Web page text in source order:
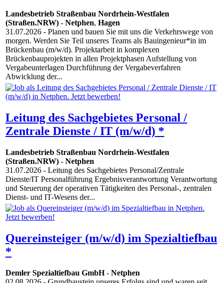
Landesbetrieb Straßenbau Nordrhein-Westfalen
(Straßen.NRW) - Netphen, Hagen
31.07.2026 - Planen und bauen Sie mit uns die Verkehrswege von
morgen. Werden Sie Teil unseres Teams als Bauingenieur*in im
Brückenbau (m/w/d). Projektarbeit in komplexen
Brückenbauprojekten in allen Projektphasen Aufstellung von
Vergabeunterlagen Durchführung der Vergabeverfahren
Abwicklung der...
Leitung des Sachgebietes Personal /
Zentrale Dienste / IT (m/w/d) *
Landesbetrieb Straßenbau Nordrhein-Westfalen
(Straßen.NRW) - Netphen
31.07.2026 - Leitung des Sachgebietes Personal/Zentrale
Dienste/IT Personalführung Ergebnisverantwortung Verantwortung
und Steuerung der operativen Tätigkeiten des Personal-, zentralen
Dienst- und IT-Wesens der...
Quereinsteiger (m/w/d) im Spezialtiefbau
*
Demler Spezialtiefbau GmbH- Netphen